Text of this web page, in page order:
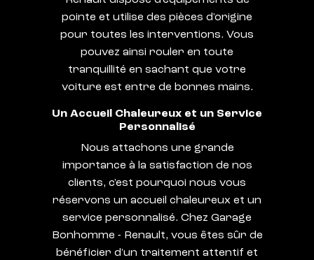
pointe et utilise des pièces d'origine
pour toutes les interventions. Vous
pouvez ainsi rouler en toute
tranquillité en sachant que votre
voiture est entre de bonnes mains.
Un Accueil Chaleureux et un Service
Personnalisé
Nous attachons une grande
importance à la satisfaction de nos
clients, c'est pourquoi nous vous
réservons un accueil chaleureux et un
service personnalisé. Chez Garage
Bonhomme - Renault, vous êtes sûr de
bénéficier d'un traitement attentif et